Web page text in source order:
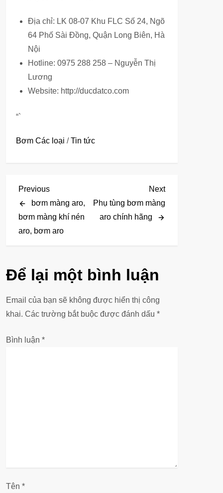
Địa chỉ: LK 08-07 Khu FLC Số 24, Ngõ
64 Phố Sài Đồng, Quận Long Biên, Hà
Nội
Hotline: 0975 288 258 – Nguyễn Thị
Lương
Website: http://ducdatco.com
“`
Bơm Các loại /Tin tức
Đ
i
ề
h
ư
n
Previous
Post
Previous
bơm màng aro,
bơm màng khí nén
aro, bơm aro
Next
Next
Phụ tùng bơm màng
aro chính hãng
Để lại một bình luận
Email của bạn sẽ không được hiển thị công
khai. Các trường bắt buộc được đánh dấu *
Bình luận *
Tên *